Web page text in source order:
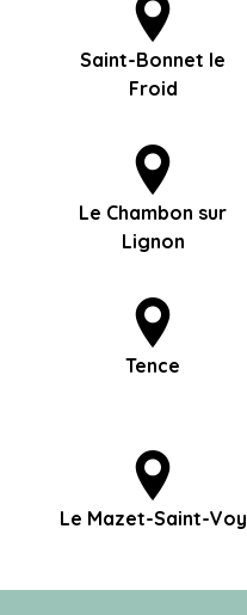
Saint-Bonnet le
Froid
Le Chambon sur
Lignon
Tence
Le Mazet-Saint-Voy